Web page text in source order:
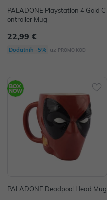
PALADONE Playstation 4 Gold C
ontroller Mug
22,99 €
Dodatnih -5% uz PROMO KOD
PALADONE Deadpool Head Mug